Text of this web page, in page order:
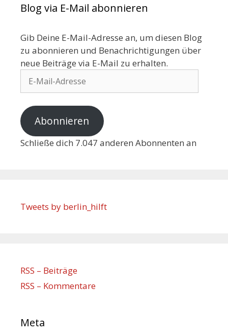
Blog via E-Mail abonnieren
Gib Deine E-Mail-Adresse an, um diesen Blog
zu abonnieren und Benachrichtigungen über
neue Beiträge via E-Mail zu erhalten.
Abonnieren
Schließe dich 7.047 anderen Abonnenten an
Tweets by berlin_hilft
RSS – Beiträge
RSS – Kommentare
Meta